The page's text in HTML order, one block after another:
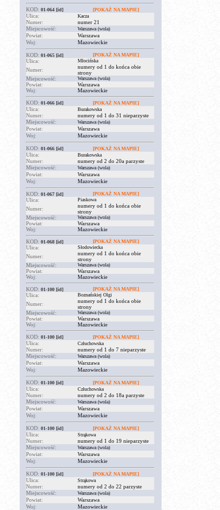
KOD: 01-064 [id] [POKAŻ NA MAPIE]
Ulica: Kacza
Numer:
numer 21
Miejscowość:
Warszawa (wola)
Powiat:
Warszawa
Woj:
Mazowieckie
KOD: 01-065 [id] [POKAŻ NA MAPIE]
Ulica: Młocińska
Numer:
numery od 1 do końca obie
strony
Miejscowość:
Warszawa (wola)
Powiat:
Warszawa
Woj:
Mazowieckie
KOD: 01-066 [id] [POKAŻ NA MAPIE]
Ulica: Burakowska
Numer:
numery od 1 do 31 nieparzyste
Miejscowość:
Warszawa (wola)
Powiat:
Warszawa
Woj:
Mazowieckie
KOD: 01-066 [id] [POKAŻ NA MAPIE]
Ulica: Burakowska
Numer:
numery od 2 do 20a parzyste
Miejscowość:
Warszawa (wola)
Powiat:
Warszawa
Woj:
Mazowieckie
KOD: 01-067 [id] [POKAŻ NA MAPIE]
Ulica: Piaskowa
Numer:
numery od 1 do końca obie
strony
Miejscowość:
Warszawa (wola)
Powiat:
Warszawa
Woj:
Mazowieckie
KOD: 01-068 [id] [POKAŻ NA MAPIE]
Ulica: Słodowiecka
Numer:
numery od 1 do końca obie
strony
Miejscowość:
Warszawa (wola)
Powiat:
Warszawa
Woj:
Mazowieckie
KOD: 01-100 [id] [POKAŻ NA MAPIE]
Ulica: Boznańskiej Olgi
Numer:
numery od 1 do końca obie
strony
Miejscowość:
Warszawa (wola)
Powiat:
Warszawa
Woj:
Mazowieckie
KOD: 01-100 [id] [POKAŻ NA MAPIE]
Ulica: Człuchowska
Numer:
numery od 1 do 7 nieparzyste
Miejscowość:
Warszawa (wola)
Powiat:
Warszawa
Woj:
Mazowieckie
KOD: 01-100 [id] [POKAŻ NA MAPIE]
Ulica: Człuchowska
Numer:
numery od 2 do 18a parzyste
Miejscowość:
Warszawa (wola)
Powiat:
Warszawa
Woj:
Mazowieckie
KOD: 01-100 [id] [POKAŻ NA MAPIE]
Ulica: Strąkowa
Numer:
numery od 1 do 19 nieparzyste
Miejscowość:
Warszawa (wola)
Powiat:
Warszawa
Woj:
Mazowieckie
KOD: 01-100 [id] [POKAŻ NA MAPIE]
Ulica: Strąkowa
Numer:
numery od 2 do 22 parzyste
Miejscowość:
Warszawa (wola)
Powiat:
Warszawa
Woj:
Mazowieckie